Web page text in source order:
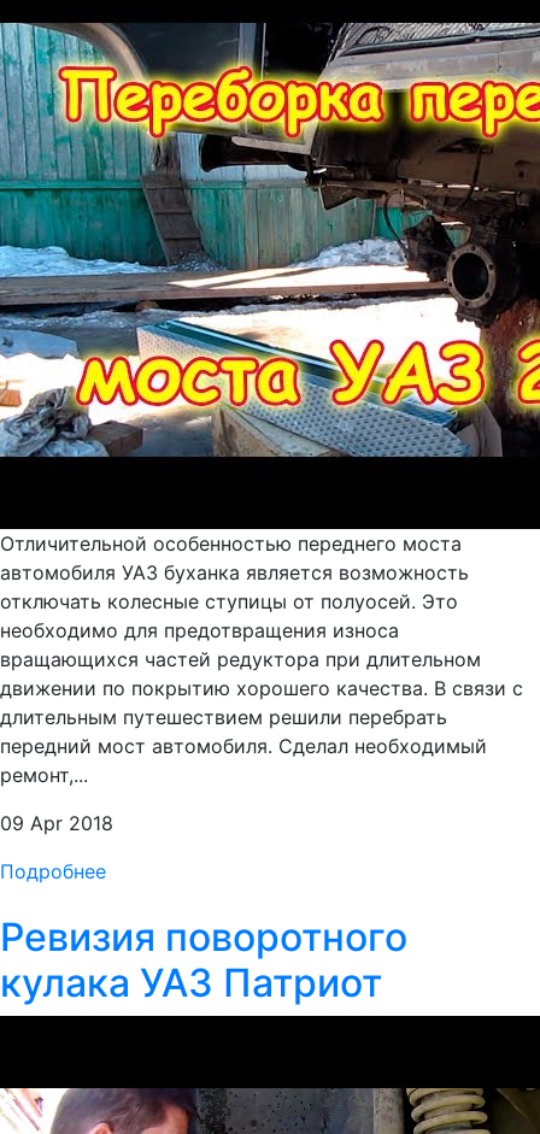
Отличительной особенностью переднего моста
автомобиля УАЗ буханка является возможность
отключать колесные ступицы от полуосей. Это
необходимо для предотвращения износа
вращающихся частей редуктора при длительном
движении по покрытию хорошего качества. В связи с
длительным путешествием решили перебрать
передний мост автомобиля. Сделал необходимый
ремонт,...
09 Apr 2018
Подробнее
Ревизия поворотного
кулака УАЗ Патриот